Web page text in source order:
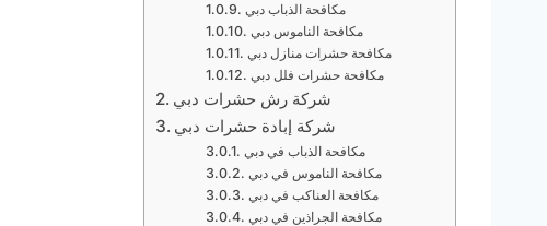
مكافحة الذباب دبي
مكافحة الناموس دبي
مكافحة حشرات منازل دبي
مكافحة حشرات فلل دبي
شركة رش حشرات دبي
شركة إبادة حشرات دبي
مكافحة الذباب في دبي
مكافحة الناموس في دبي
مكافحة العناكب في دبي
مكافحة الجراذين في دبي